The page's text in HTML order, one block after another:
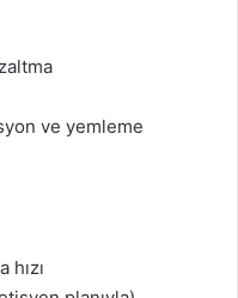
ve yemleme
hızı